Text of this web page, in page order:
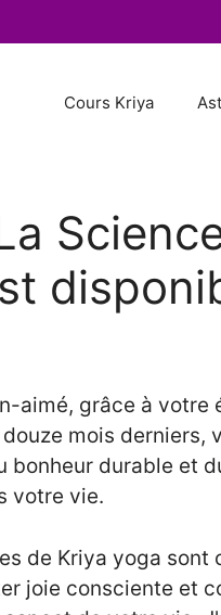
Cours Kriya
aimé, grâce à votre
mois derniers,
bonheur durable et
votre vie.
de Kriya yoga sont
joie consciente et